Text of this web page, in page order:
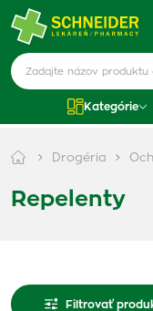
Kategórie
Drogéria
Repelenty
Filtrovať